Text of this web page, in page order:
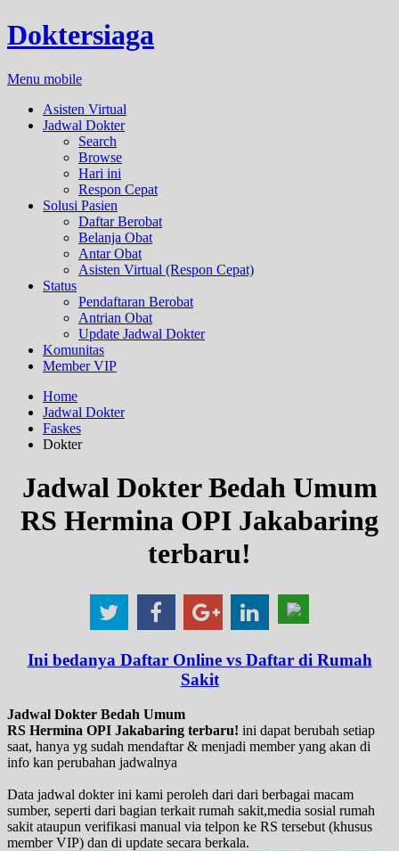
Doktersiaga
Menu mobile
Asisten Virtual
Jadwal Dokter
Search
Browse
Hari ini
Respon Cepat
Solusi Pasien
Daftar Berobat
Belanja Obat
Antar Obat
Asisten Virtual (Respon Cepat)
Status
Pendaftaran Berobat
Antrian Obat
Update Jadwal Dokter
Komunitas
Member VIP
Home
Jadwal Dokter
Faskes
Dokter
Jadwal Dokter Bedah Umum
RS Hermina OPI Jakabaring
terbaru!
Ini bedanya Daftar Online vs Daftar di Rumah
Sakit
Jadwal Dokter Bedah Umum
RS Hermina OPI Jakabaring terbaru! ini dapat berubah setiap
saat, hanya yg sudah mendaftar & menjadi member yang akan di
info kan perubahan jadwalnya
Data jadwal dokter ini kami peroleh dari dari berbagai macam
sumber, seperti dari bagian terkait rumah sakit,media sosial rumah
sakit ataupun verifikasi manual via telpon ke RS tersebut (khusus
member VIP) dan di update secara berkala.